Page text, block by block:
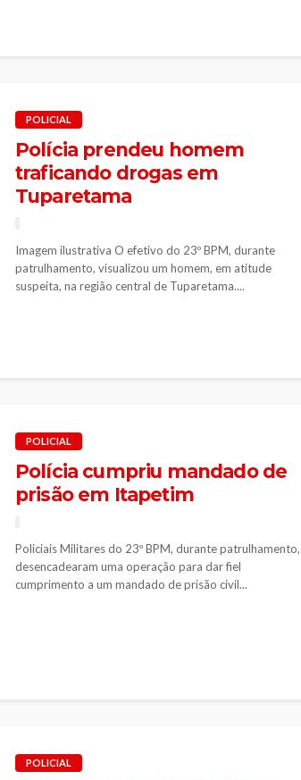
POLICIAL
Polícia prendeu homem
traficando drogas em
Tuparetama
Imagem ilustrativa O efetivo do 23º BPM, durante
patrulhamento, visualizou um homem, em atitude
suspeita, na região central de Tuparetama....
POLICIAL
Polícia cumpriu mandado de
prisão em Itapetim
Policiais Militares do 23º BPM, durante patrulhamento,
desencadearam uma operação para dar fiel
cumprimento a um mandado de prisão civil...
POLICIAL